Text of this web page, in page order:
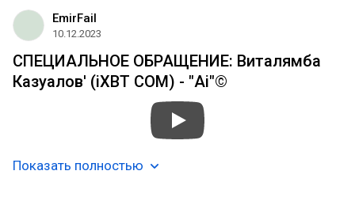
EmirFail
10.12.2023
СПЕЦИАЛЬНОЕ ОБРАЩЕНИЕ: Виталямба
Казуалов' (iXBT COM) - "Ai"©
Показать полностью